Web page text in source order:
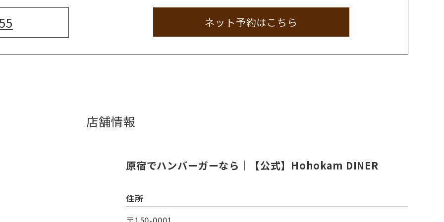
ネット予約はこちら
店舗情報
原宿でハンバーガーなら│【公式】Hohokam DINER
住所